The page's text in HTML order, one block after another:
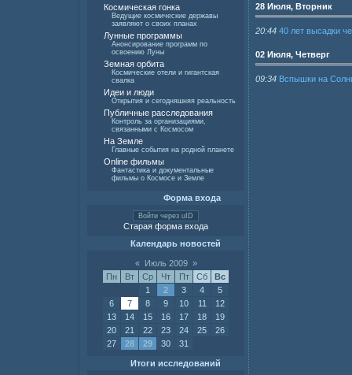
Космическая гонка
Ведущие космические державы
заявляют о своих планах
Лунные программы
Анонсирование программ по
освоению Луны
Земная орбита
Космические отели и гигантская
свалка
Идеи и люди
Открытия и сегодняшняя реальность
Публичные расследования
Контроль за организациями,
связанными с Космосом
На Земле
Главные события на родной планете
Online фильмы
Фантастика и документальные
фильмы о Космосе и Земле
Форма входа
Войти через uID
Старая форма входа
Календарь новостей
« Июль 2009 »
Пн
Вт Ср Чт Пт Сб
Вс
1
2 3 4
5
6
7 8 9 10 11
12
13
14 15 16 17 18
19
20
21 22 23 24 25
26
27
28 29 30 31
Итоги исследований
28 Июля, Вторник
20:44 40 лет высадки
02 Июля, Четверг
09:34 Вспышки на